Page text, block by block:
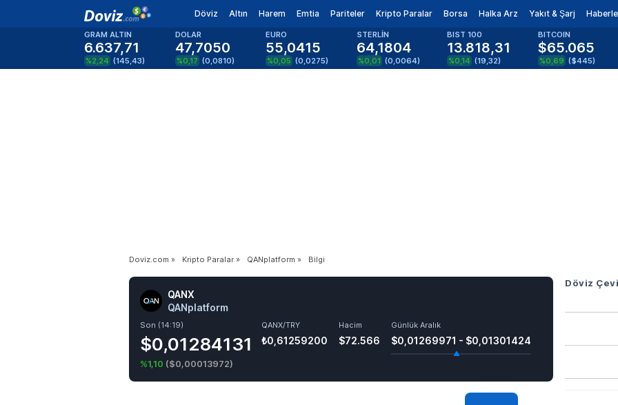
Döviz Altın Harem Emtia Pariteler Kripto Paralar Borsa Halka Arz Yakıt & Şarj
GRAM ALTIN
6.637,71
%2,24 (145,43)
DOLAR
47,7050
%0,17 (0,0810)
EURO
55,0415
%0,05 (0,0275)
STERLİN
64,1804
%0,01 (0,0064)
BIST 100
13.818,31
%0,14 (19,32)
BITCOIN
$65.065
%0,69 ($445)
Doviz.com » Kripto Paralar » QANplatform » Bilgi
QANX
QANplatform
Son (14:19)
$0,01284131
%1,10 ($0,00013972)
QANX/TRY
₺0,61259200
Hacim
$72.566
Günlük Aralık
$0,01269971 - $0,01301424
Döviz